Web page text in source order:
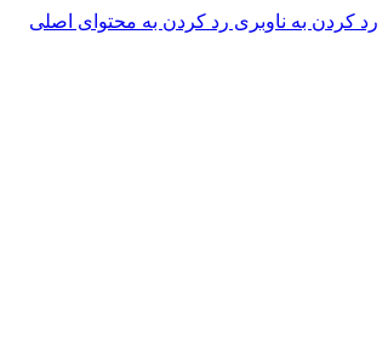
رد کردن به ناوبری رد کردن به محتوای اصلی